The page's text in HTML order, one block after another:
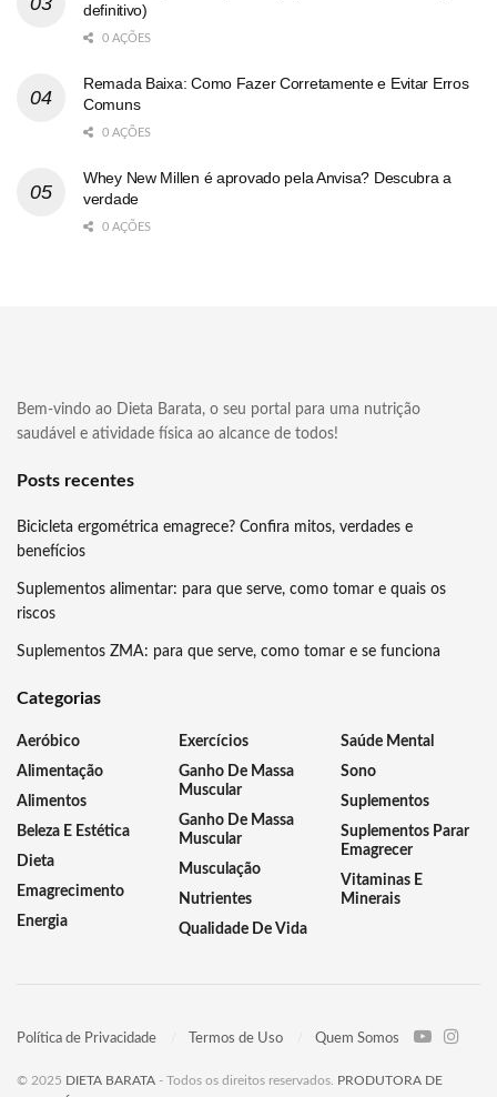
definitivo)
0 AÇÕES
Remada Baixa: Como Fazer Corretamente e Evitar Erros
Comuns
0 AÇÕES
Whey New Millen é aprovado pela Anvisa? Descubra a
verdade
0 AÇÕES
Bem-vindo ao Dieta Barata, o seu portal para uma nutrição
saudável e atividade física ao alcance de todos!
Posts recentes
Bicicleta ergométrica emagrece? Confira mitos, verdades e
benefícios
Suplementos alimentar: para que serve, como tomar e quais os
riscos
Suplementos ZMA: para que serve, como tomar e se funciona
Categorias
Aeróbico
Alimentação
Alimentos
Beleza E Estética
Dieta
Emagrecimento
Energia
Exercícios
Ganho De Massa
Muscular
Ganho De Massa
Muscular
Musculação
Nutrientes
Qualidade De Vida
Saúde Mental
Sono
Suplementos
Suplementos Parar
Emagrecer
Vitaminas E
Minerais
Política de Privacidade Termos de Uso Quem Somos
© 2025 DIETA BARATA - Todos os direitos reservados. PRODUTORA DE